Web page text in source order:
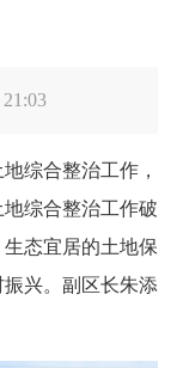
综合整治工作，
综合整治工作破
态宜居的土地保
兴。副区长朱添